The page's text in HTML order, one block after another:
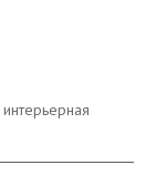
интерьерная